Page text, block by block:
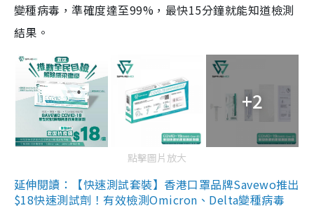
變種病毒，準確度達至99%，最快15分鐘就能知道檢測
結果。
+2
點擊圖片放大
延伸閱讀：【快速測試套裝】香港口罩品牌Savewo推出
$18快速測試劑！有效檢測Omicron、Delta變種病毒